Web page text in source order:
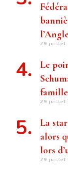
29 juillet
Le
29 juillet
La
alors
lors
29 juillet